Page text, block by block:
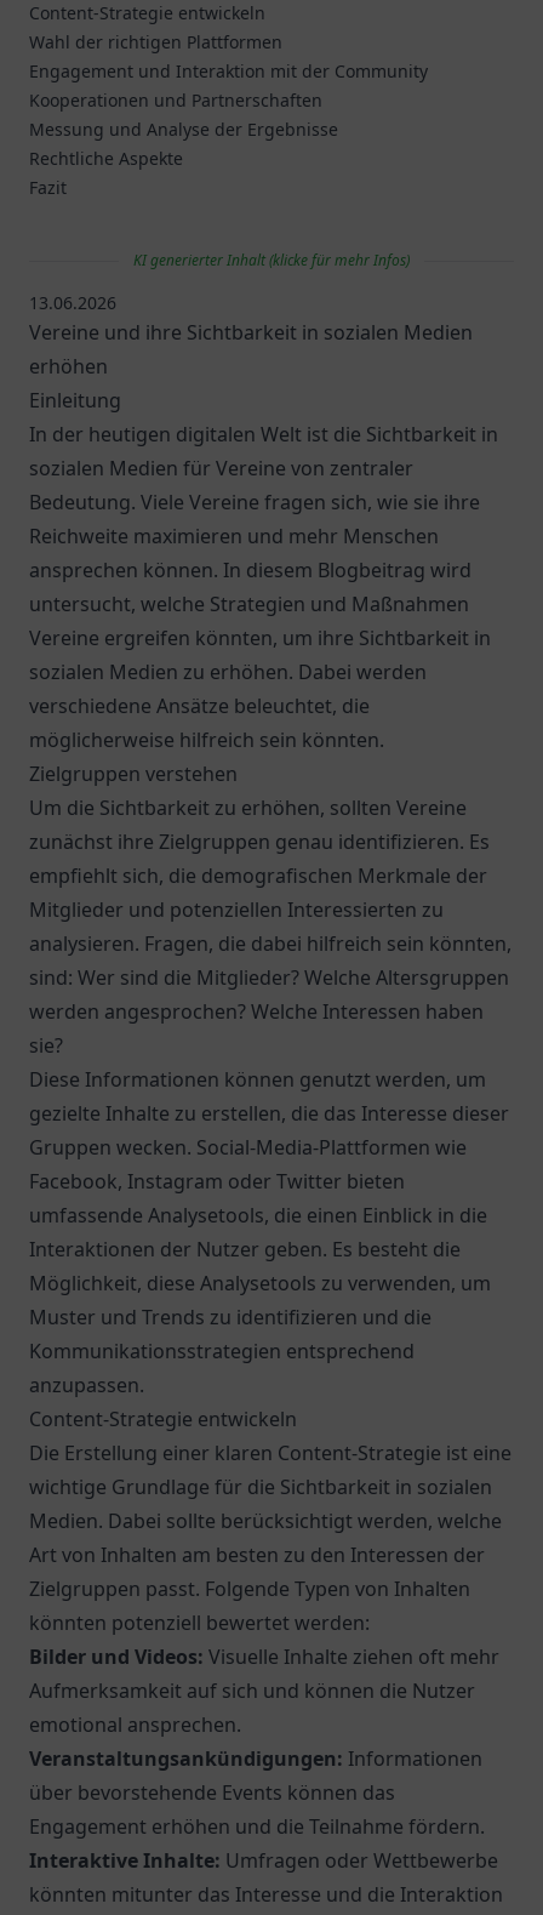
Content-Strategie entwickeln
Wahl der richtigen Plattformen
Engagement und Interaktion mit der Community
Kooperationen und Partnerschaften
Messung und Analyse der Ergebnisse
Rechtliche Aspekte
Fazit
KI generierter Inhalt (klicke für mehr Infos)
13.06.2026
Vereine und ihre Sichtbarkeit in sozialen Medien
erhöhen
Einleitung
In der heutigen digitalen Welt ist die Sichtbarkeit in
sozialen Medien für Vereine von zentraler
Bedeutung. Viele Vereine fragen sich, wie sie ihre
Reichweite maximieren und mehr Menschen
ansprechen können. In diesem Blogbeitrag wird
untersucht, welche Strategien und Maßnahmen
Vereine ergreifen könnten, um ihre Sichtbarkeit in
sozialen Medien zu erhöhen. Dabei werden
verschiedene Ansätze beleuchtet, die
möglicherweise hilfreich sein könnten.
Zielgruppen verstehen
Um die Sichtbarkeit zu erhöhen, sollten Vereine
zunächst ihre Zielgruppen genau identifizieren. Es
empfiehlt sich, die demografischen Merkmale der
Mitglieder und potenziellen Interessierten zu
analysieren. Fragen, die dabei hilfreich sein könnten,
sind: Wer sind die Mitglieder? Welche Altersgruppen
werden angesprochen? Welche Interessen haben
sie?
Diese Informationen können genutzt werden, um
gezielte Inhalte zu erstellen, die das Interesse dieser
Gruppen wecken. Social-Media-Plattformen wie
Facebook, Instagram oder Twitter bieten
umfassende Analysetools, die einen Einblick in die
Interaktionen der Nutzer geben. Es besteht die
Möglichkeit, diese Analysetools zu verwenden, um
Muster und Trends zu identifizieren und die
Kommunikationsstrategien entsprechend
anzupassen.
Content-Strategie entwickeln
Die Erstellung einer klaren Content-Strategie ist eine
wichtige Grundlage für die Sichtbarkeit in sozialen
Medien. Dabei sollte berücksichtigt werden, welche
Art von Inhalten am besten zu den Interessen der
Zielgruppen passt. Folgende Typen von Inhalten
könnten potenziell bewertet werden:
Bilder und Videos: Visuelle Inhalte ziehen oft mehr
Aufmerksamkeit auf sich und können die Nutzer
emotional ansprechen.
Veranstaltungsankündigungen: Informationen
über bevorstehende Events können das
Engagement erhöhen und die Teilnahme fördern.
Interaktive Inhalte: Umfragen oder Wettbewerbe
könnten mitunter das Interesse und die Interaktion